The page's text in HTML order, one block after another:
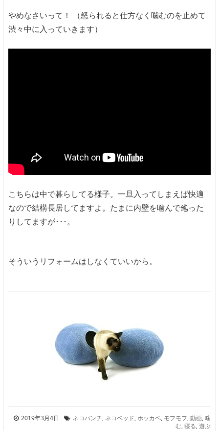
やめなさいって！ （怒られると仕方なく噛むのを止めて
渋々中に入っていきます）
こちらは中で暮らしてる様子。一旦入ってしまえば快適
なので結構長居してますよ。たまに内壁を噛んで毟った
りしてますが･･･。
そういうリフォームはしなくていいから。
2019年3月4日 ネコパンチ, ネコベッド,ホッカペ, モフモフ,動画,噛
む,寝る,遊ぶ